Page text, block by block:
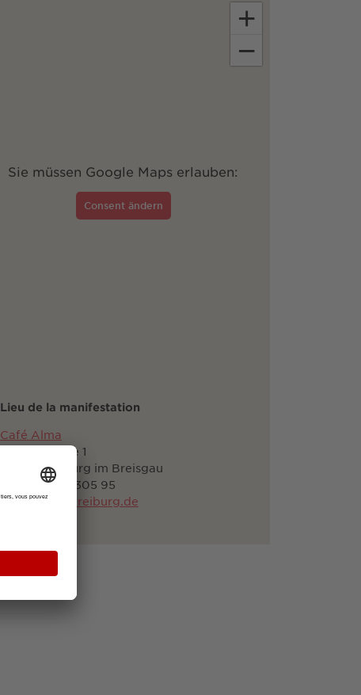
Sie müssen Google Maps erlauben:
Consent ändern
+
−
Lieu de la manifestation
Café Alma
Kronenstraße 1
79100 Freiburg im Breisgau
+49 761 556 305 95
hallo@alma-freiburg.de